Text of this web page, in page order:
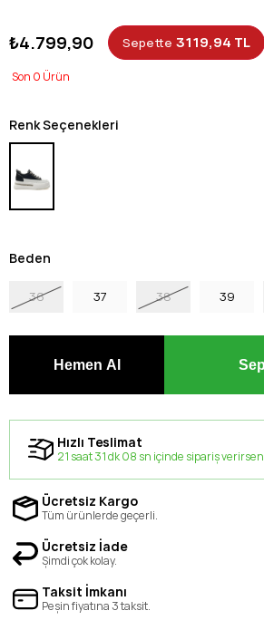
₺4.799,90 Sepette 3119,94 TL
0
Renk Seçenekleri
Beden
36 37 38 39
Hızlı Teslimat
21 saat 31 dk 08 sn içinde sipariş verirsen
Ücretsiz Kargo
Tüm ürünlerde geçerli.
Ücretsiz İade
Şimdi çok kolay.
Taksit İmkanı
Peşin fiyatına 3 taksit.